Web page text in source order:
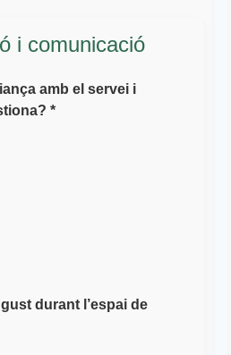
i comunicació
amb el servei i
*
durant l’espai de